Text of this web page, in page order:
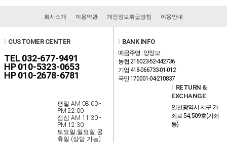
회사소개 이용약관 개인정보취급방침 이용안내
CUSTOMER CENTER
TEL 032-677-9491
HP 010-5323-0653
HP 010-2678-6781
평일 AM 08:00 -
PM 22:00
점심 AM 11:30 -
PM 12:30
토요일,일요일,공
휴일 (상담 가능)
BANK INFO
예금주명 : 양정모
농협 216023-52-442736
기업 418-066733-01-012
국민 170001-04-210837
RETURN &
EXCHANGE
인천광역시 서구 가
좌로 54, 509호(가좌
동)